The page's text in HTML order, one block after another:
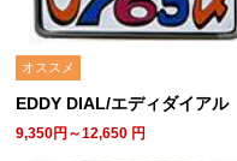
オススメ
EDDY DIAL/エディダイアル
9,350円～12,650 円